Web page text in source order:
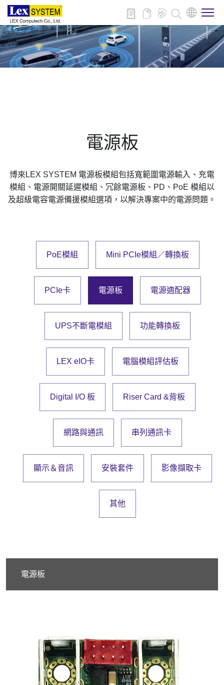
關於博來
下載
公司治理
企業永續
電源板
博來LEX SYSTEM 電源板模組包括寬範圍電源輸入、充電
模組、電源開關延遲模組、冗餘電源板、PD、PoE 模組以
及超級電容電源備援模組選項，以解決專案中的電源問題。
PoE模組 Mini PCIe模組／轉換板
PCIe卡 電源板 電源適配器
UPS不斷電模組 功能轉換板
LEX eIO卡 電腦模組評估板
Digital I/O 板 Riser Card &背板
網路與通訊 串列通訊卡
顯示＆音訊 安裝套件 影像擷取卡
其他
電源板